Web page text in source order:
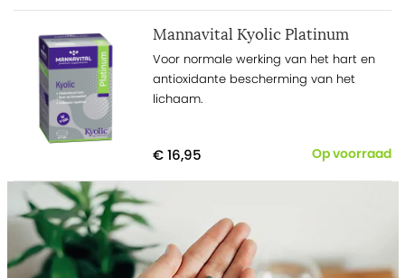
Mannavital Kyolic Platinum
Voor normale werking van het hart en
antioxidante bescherming van het
lichaam.
€ 16,95 Op voorraad